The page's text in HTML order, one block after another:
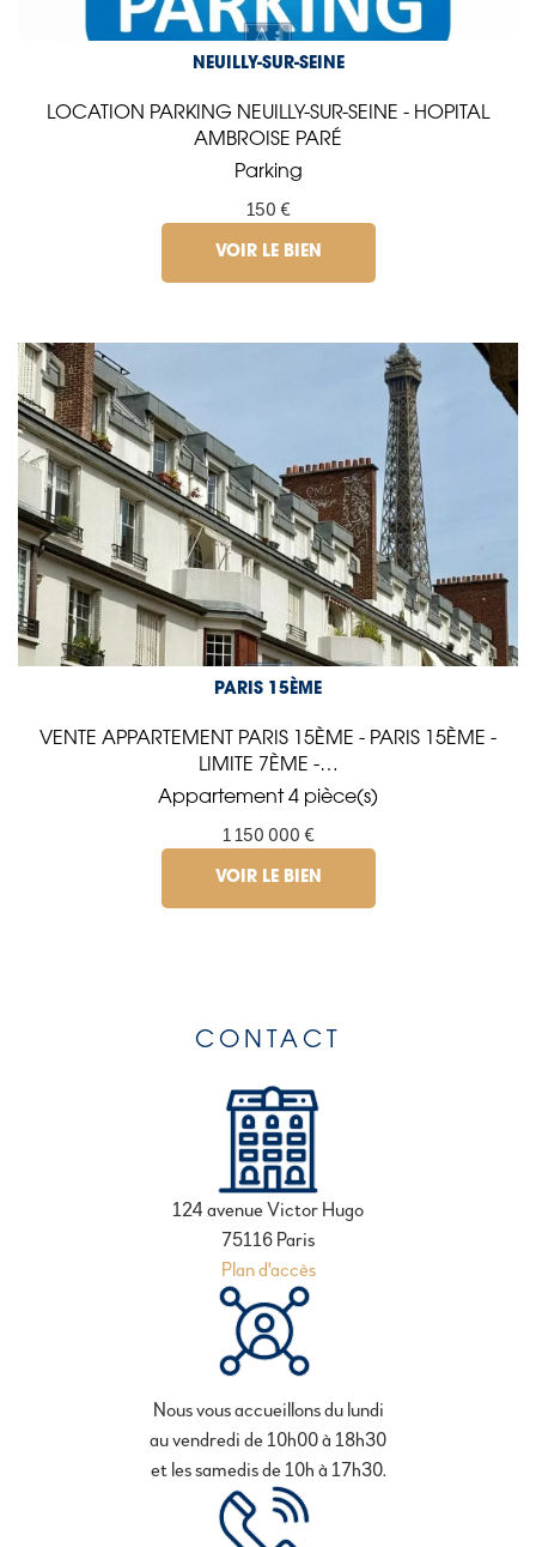
NEUILLY-SUR-SEINE
LOCATION PARKING NEUILLY-SUR-SEINE - HOPITAL
AMBROISE PARÉ
Parking
150 €
VOIR LE BIEN
PARIS 15ÈME
VENTE APPARTEMENT PARIS 15ÈME - PARIS 15ÈME -
LIMITE 7ÈME -…
Appartement 4 pièce(s)
1 150 000 €
VOIR LE BIEN
CONTACT
124 avenue Victor Hugo
75116 Paris
Plan d'accès
Nous vous accueillons du lundi
au vendredi de 10h00 à 18h30
et les samedis de 10h à 17h30.